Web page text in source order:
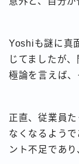
Yoshiも謎に真
じてましたが、
極論を言えば、
正直、従業員
なくなるよう
ント不足であ